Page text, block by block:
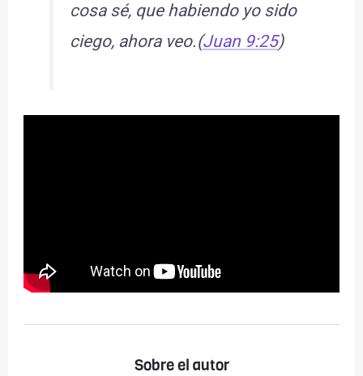
cosa sé, que habiendo yo sido
ciego, ahora veo.(Juan 9:25)
Sobre el autor